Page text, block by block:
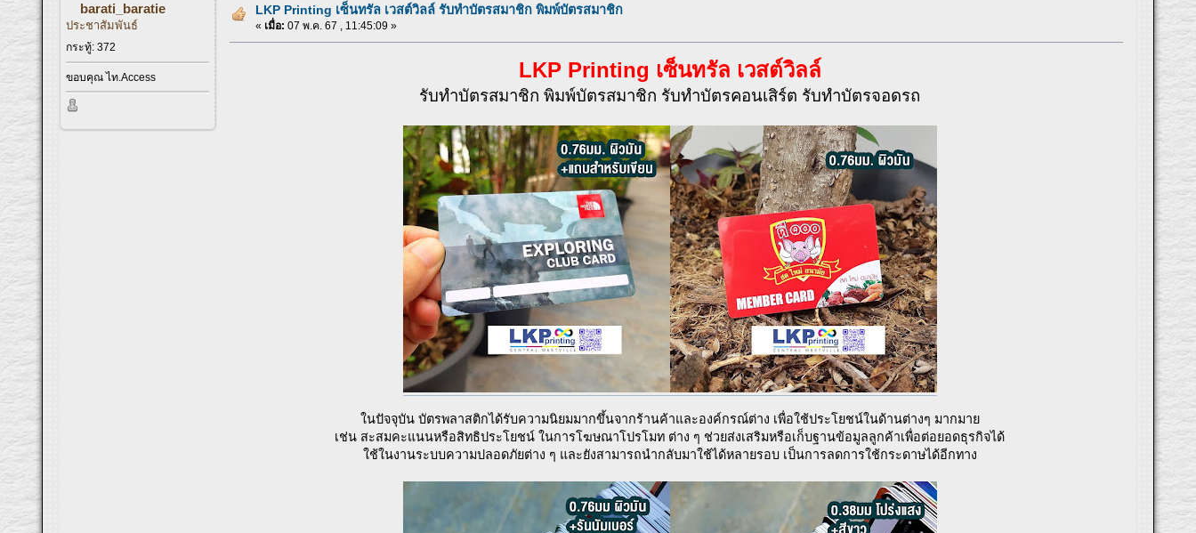
barati_baratie
ประชาสัมพันธ์
กระทู้: 372
ขอบคุณ ไท.Access
LKP Printing เซ็นทรัล เวสต์วิลล์ รับทำบัตรสมาชิก พิมพ์บัตรสมาชิก
« เมื่อ: 07 พ.ค. 67 , 11:45:09 »
LKP Printing เซ็นทรัล เวสต์วิลล์
รับทำบัตรสมาชิก พิมพ์บัตรสมาชิก รับทำบัตรคอนเสิร์ต รับทำบัตรจอดรถ
ในปัจจุบัน บัตรพลาสติกได้รับความนิยมมากขึ้นจากร้านค้าและองค์กรณ์ต่าง เพื่อใช้ประโยชน์ในด้านต่างๆ มากมาย
เช่น สะสมคะแนนหรือสิทธิประโยชน์ ในการโฆษณาโปรโมท ต่าง ๆ ช่วยส่งเสริมหรือเก็บฐานข้อมูลลูกค้าเพื่อต่อยอดธุรกิจได้
ใช้ในงานระบบความปลอดภัยต่าง ๆ และยังสามารถนำกลับมาใช้ได้หลายรอบ เป็นการลดการใช้กระดาษได้อีกทาง